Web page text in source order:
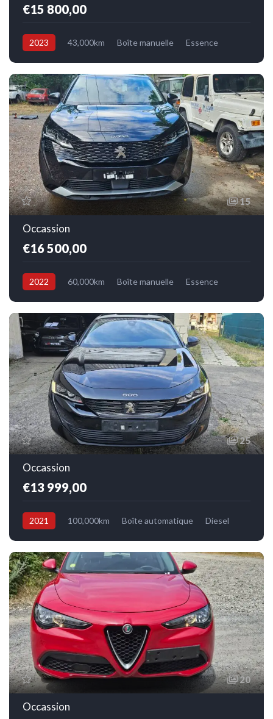
€15 800,00
2023 43,000km Boîte manuelle
Essence
15
Occassion
€16 500,00
2022 60,000km Boîte manuelle
Essence
25
Occassion
€13 999,00
2021 100,000km Boîte automatique
Diesel
20
Occassion